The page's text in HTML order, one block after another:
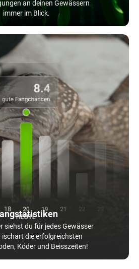
an deinen Gewässern
immer im Blick.
siehst du für jedes Gewässer
die erfolgreichsten
Köder und Beisszeiten!